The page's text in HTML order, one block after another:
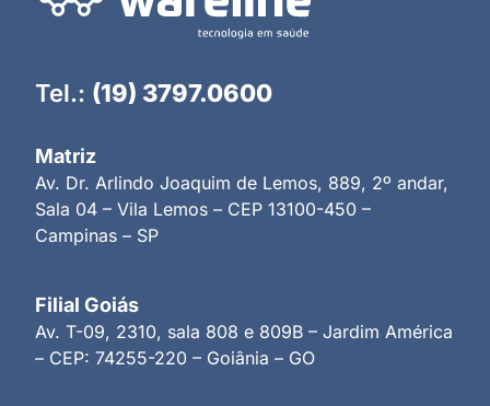
Tel.: (19) 3797.0600
Matriz
Av. Dr. Arlindo Joaquim de Lemos, 889, 2º andar,
Sala 04 – Vila Lemos – CEP 13100-450 –
Campinas – SP
Filial Goiás
Av. T-09, 2310, sala 808 e 809B – Jardim América
– CEP: 74255-220 – Goiânia – GO